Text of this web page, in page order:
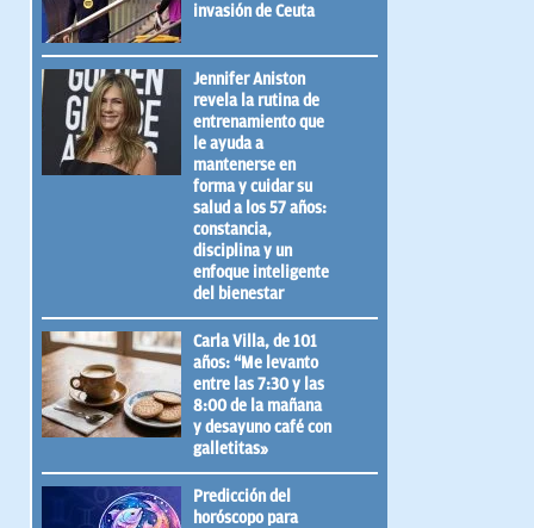
invasión de Ceuta
Jennifer Aniston
revela la rutina de
entrenamiento que
le ayuda a
mantenerse en
forma y cuidar su
salud a los 57 años:
constancia,
disciplina y un
enfoque inteligente
del bienestar
Carla Villa, de 101
años: “Me levanto
entre las 7:30 y las
8:00 de la mañana
y desayuno café con
galletitas»
Predicción del
horóscopo para